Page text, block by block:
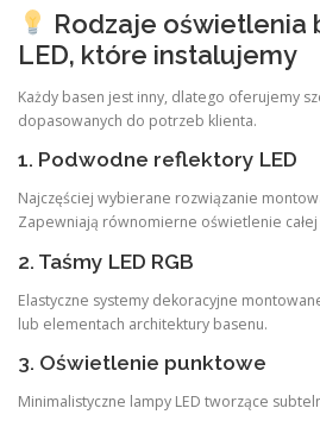
Rodzaje oświetlenia
LED, które instalujemy
Każdy basen jest inny, dlatego oferujemy
dopasowanych do potrzeb klienta.
1. Podwodne reflektory LED
Najczęściej wybierane rozwiązanie
Zapewniają równomierne oświetlenie całej
2. Taśmy LED RGB
Elastyczne systemy dekoracyjne
lub elementach architektury basenu.
3. Oświetlenie punktowe
Minimalistyczne lampy LED tworzące